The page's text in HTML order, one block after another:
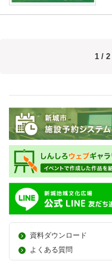
1 / 2
資料ダウンロード
よくある質問